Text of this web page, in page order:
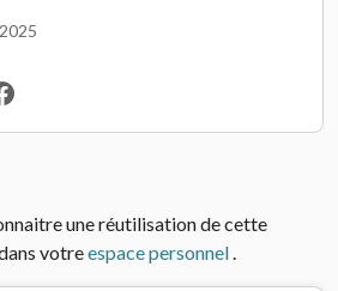
une réutilisation de cette
votreespace personnel.